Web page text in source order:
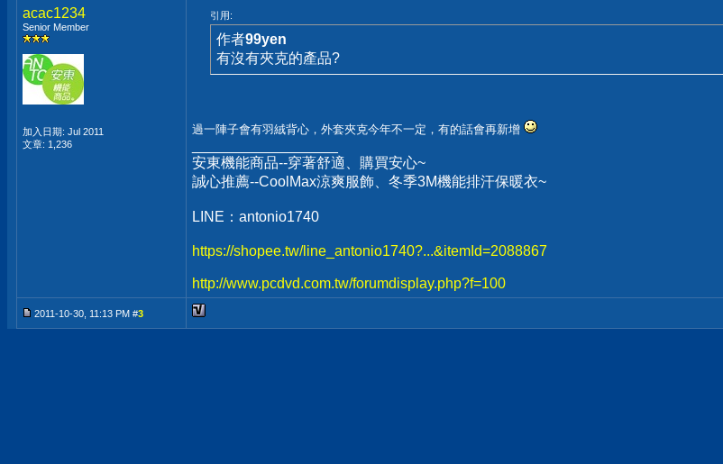
acac1234
Senior Member
加入日期: Jul 2011
文章: 1,236
引用:
作者99yen
有沒有夾克的產品?
過一陣子會有羽絨背心，外套夾克今年不一定，有的話會再新增
安東機能商品--穿著舒適、購買安心~
誠心推薦--CoolMax涼爽服飾、冬季3M機能排汗保暖衣~
LINE：antonio1740
https://shopee.tw/line_antonio1740?...&itemId=2088867
http://www.pcdvd.com.tw/forumdisplay.php?f=100
2011-10-30, 11:13 PM #3